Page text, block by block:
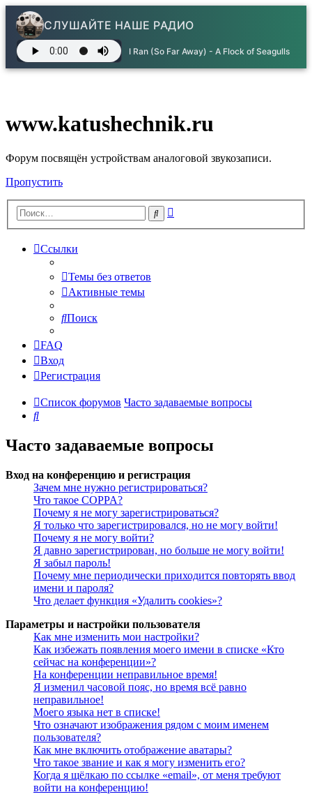
СЛУШАЙТЕ НАШЕ РАДИО
I Ran (So Far Away) - A Flock of Seagulls
www.katushechnik.ru
Форум посвящён устройствам аналоговой звукозаписи.
Пропустить
Поиск
Ссылки
Темы без ответов
Активные темы
Поиск
FAQ
Вход
Регистрация
Список форумов Часто задаваемые вопросы
Поиск
Часто задаваемые вопросы
Вход на конференцию и регистрация
Зачем мне нужно регистрироваться?
Что такое COPPA?
Почему я не могу зарегистрироваться?
Я только что зарегистрировался, но не могу войти!
Почему я не могу войти?
Я давно зарегистрирован, но больше не могу войти!
Я забыл пароль!
Почему мне периодически приходится повторять ввод
имени и пароля?
Что делает функция «Удалить cookies»?
Параметры и настройки пользователя
Как мне изменить мои настройки?
Как избежать появления моего имени в списке «Кто
сейчас на конференции»?
На конференции неправильное время!
Я изменил часовой пояс, но время всё равно
неправильное!
Моего языка нет в списке!
Что означают изображения рядом с моим именем
пользователя?
Как мне включить отображение аватары?
Что такое звание и как я могу изменить его?
Когда я щёлкаю по ссылке «email», от меня требуют
войти на конференцию!